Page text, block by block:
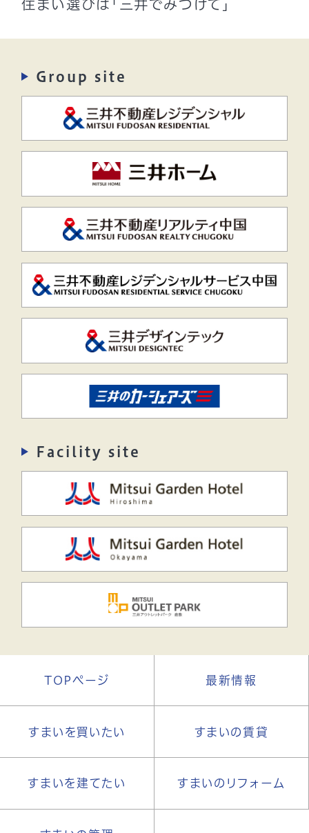
住まい選びは「三井でみつけて」
Group site
Facility site
TOPページ 最新情報
すまいを買いたい すまいの賃貸
すまいを建てたい すまいのリフォーム